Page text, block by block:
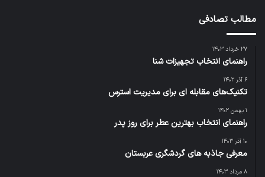
مطالب تصادفی
۲۷ خرداد ۱۴۰۳
راهنمای انتخاب تجهیزات شنا
۶ آذر ۱۴۰۲
تکنیک‌های مقابله‌ ای برای مدیریت استرس
۱ بهمن ۱۴۰۲
راهنمای انتخاب بهترین عطر برای روز پدر
۱۰ آذر ۱۴۰۳
معرفی جاذبه‌ های گردشگری عربستان
۸ مرداد ۱۴۰۳